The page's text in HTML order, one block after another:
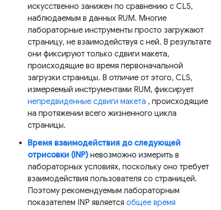
искусственно занижен по сравнению с CLS,
наблюдаемым в данных RUM. Многие
лабораторные инструменты просто загружают
страницу, не взаимодействуя с ней. В результате
они фиксируют только сдвиги макета,
происходящие во время первоначальной
загрузки страницы. В отличие от этого, CLS,
измеряемый инструментами RUM, фиксирует
непредвиденные сдвиги макета , происходящие
на протяжении всего жизненного цикла
страницы.
Время взаимодействия до следующей
отрисовки (INP) невозможно измерить в
лабораторных условиях, поскольку оно требует
взаимодействия пользователя со страницей.
Поэтому рекомендуемым лабораторным
показателем INP является общее время